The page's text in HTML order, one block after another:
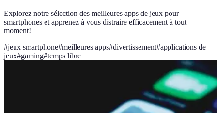
Explorez notre sélection des meilleures apps de jeux pour
smartphones et apprenez à vous distraire efficacement à tout
moment!
#jeux smartphone#meilleures apps#divertissement#applications de
jeux#gaming#temps libre